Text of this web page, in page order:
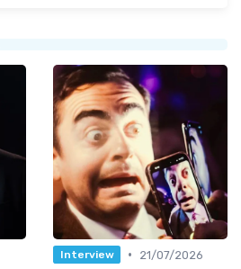
Interview •
21/07/2026